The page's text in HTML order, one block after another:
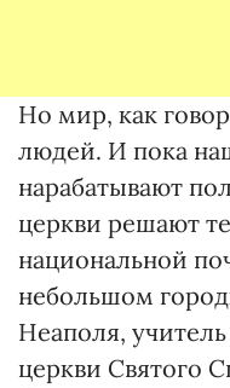
Но мир, как
людей. И пока
нарабатывают
церкви решают
национальной
небольшом
Неаполя,
церкви Святого